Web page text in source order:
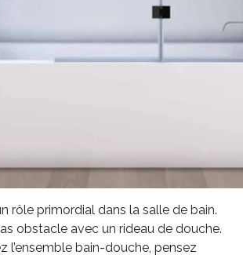
rôle primordial dans la salle de bain.
obstacle avec un rideau de douche.
l’ensemble bain-douche, pensez